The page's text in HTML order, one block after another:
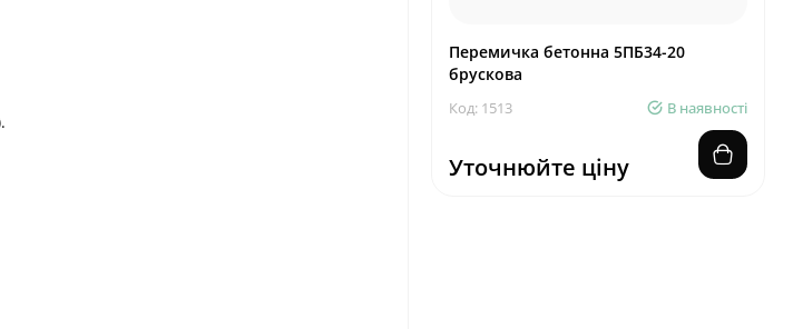
Перемичка бетонна 5ПБ34-20
брускова
Код: 1513 В наявності
Уточнюйте ціну